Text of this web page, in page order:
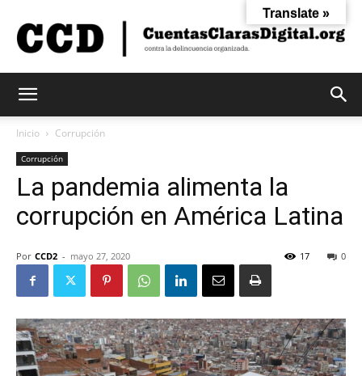
Claras
Inicio Corrupción
Corrupción
La pandemia alimenta la
corrupción en América Latina
Por CCD2 - mayo 27, 2020 0
17
Translate »